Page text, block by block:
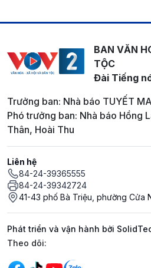
BAN VĂN
TỘC
Đài Tiếng
Trưởng ban: Nhà báo TUYẾT
Phó trưởng ban: Nhà báo Hồng
Thân, Hoài Thu
Liên hệ
84-24-39365555
84-24-39342724
41-43 phố Bà Triệu, phường Cửa
Phát triển và vận hành bởi
Mạng xã hội
Theo dõi: